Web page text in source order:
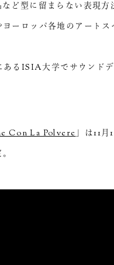
ど型に留まらない表現方
ーロッパ各地のアート
るISIA大学でサウンド
Con La Polvere」は11月